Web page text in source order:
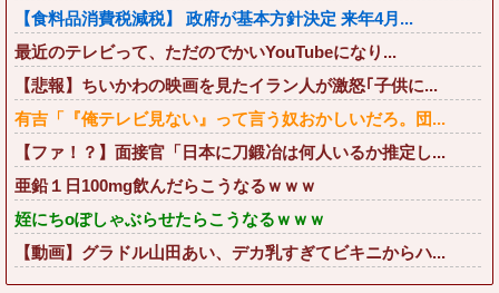
【食料品消費税減税】 政府が基本方針決定 来年4月...
最近のテレビって、ただのでかいYouTubeになり...
【悲報】ちいかわの映画を見たイラン人が激怒｢子供に...
有吉「『俺テレビ見ない』って言う奴おかしいだろ。団...
【ファ！？】面接官「日本に刀鍛冶は何人いるか推定し...
亜鉛１日100mg飲んだらこうなるｗｗｗ
姪にちoぽしゃぶらせたらこうなるｗｗｗ
【動画】グラドル山田あい、デカ乳すぎてビキニからハ...